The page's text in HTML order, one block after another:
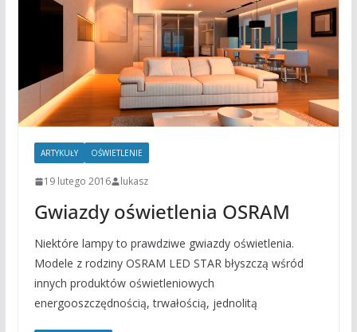
ARTYKUŁY OŚWIETLENIE
19 lutego 2016 lukasz
Gwiazdy oświetlenia OSRAM
Niektóre lampy to prawdziwe gwiazdy oświetlenia.
Modele z rodziny OSRAM LED STAR błyszczą wśród
innych produktów oświetleniowych
energooszczędnością, trwałością, jednolitą